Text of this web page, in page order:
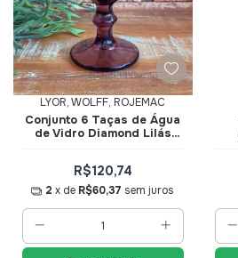
LYOR, WOLFF, ROJEMAC
Conjunto 6 Taças de Água
de Vidro Diamond Lilás
R$120,74
2 x de R$60,37 sem juros